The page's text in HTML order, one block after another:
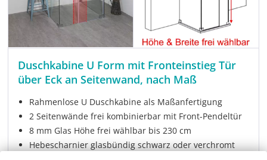
Duschkabine U Form mit Fronteinstieg Tür
über Eck an Seitenwand, nach Maß
Rahmenlose U Duschkabine als Maßanfertigung
2 Seitenwände frei kombinierbar mit Front-Pendeltür
8 mm Glas Höhe frei wählbar bis 230 cm
Hebescharnier glasbündig schwarz oder verchromt